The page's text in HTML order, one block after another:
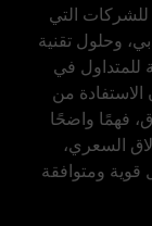
للشركات التي
وحلول تقنية
للمتداول في
من
فهمًا واضحًا
السعري،
ومتوافقة